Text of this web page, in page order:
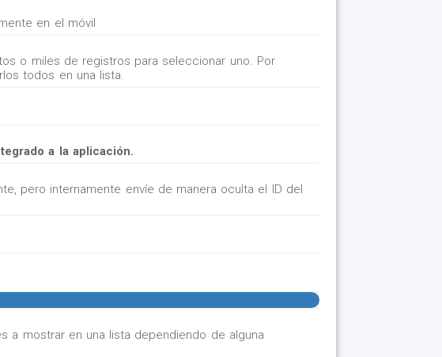
en el móvil
o miles de registros para seleccionar uno. Por
todos en una lista.
a la aplicación.
pero internamente envíe de manera oculta el ID del
a mostrar en una lista dependiendo de alguna